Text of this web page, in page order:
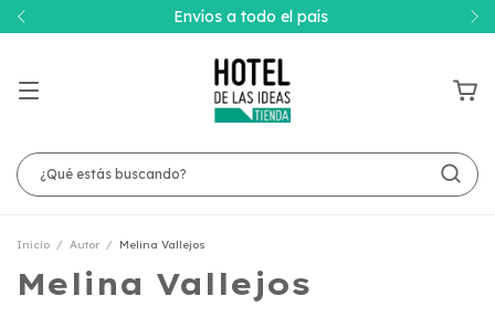
Envíos a todo el país
Inicio / Autor / Melina Vallejos
Melina Vallejos